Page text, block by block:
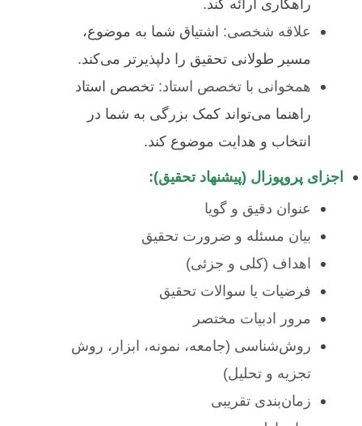
راهکاری ارائه کند.
علاقه شخصی:اشتیاق شما به موضوع،
مسیر طولانی تحقیق را دلپذیرتر می‌کند.
همخوانی با تخصص استاد:تخصص استاد
راهنما می‌تواند کمک بزرگی به شما در
انتخاب و هدایت موضوع کند.
اجزای پروپوزال (پیشنهاد تحقیق):
عنوان دقیق و گویا
بیان مسئله و ضرورت تحقیق
اهداف (کلی و جزئی)
فرضیات یا سوالات تحقیق
مرور ادبیات مختصر
روش‌شناسی (جامعه، نمونه، ابزار، روش
تجزیه و تحلیل)
زمان‌بندی تقریبی